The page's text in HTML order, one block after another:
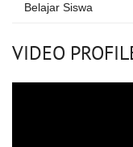
Belajar Siswa
VIDEO